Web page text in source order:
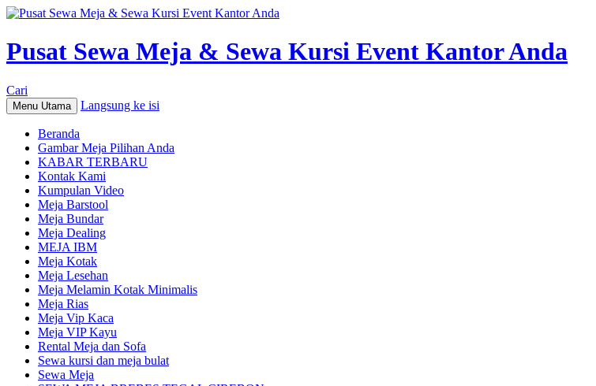
Pusat Sewa Meja & Sewa Kursi Event Kantor Anda
Cari
Menu Utama Langsung ke isi
Beranda
Gambar Meja Pilihan Anda
KABAR TERBARU
Kontak Kami
Kumpulan Video
Meja Barstool
Meja Bundar
Meja Dealing
MEJA IBM
Meja Kotak
Meja Lesehan
Meja Melamin Kotak Minimalis
Meja Rias
Meja Vip Kaca
Meja VIP Kayu
Rental Meja dan Sofa
Sewa kursi dan meja bulat
Sewa Meja